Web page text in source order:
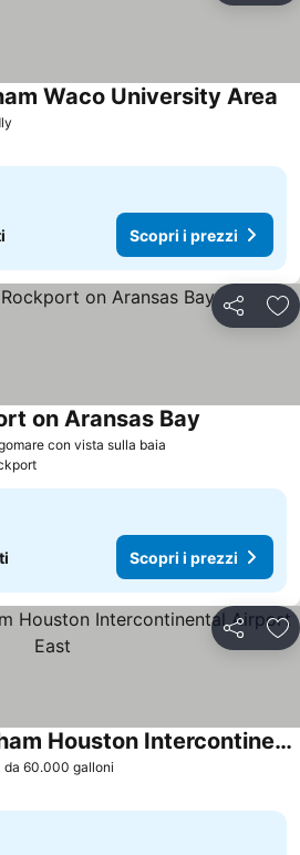
Waco University Area
Scopri i prezzi
Condividi
con vista sulla baia
on Aransas Bay
Scopri i prezzi
Condividi
da 60.000 galloni
Ramada by Wyndham Houston Intercontinental Airport East